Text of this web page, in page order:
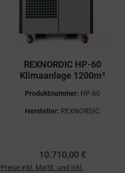
REXNORDIC HP-60
Klimaanlage 1200m³
Produktnummer: HP-60
Hersteller: REXNORDIC
10.710,00 €
Preise inkl. MwSt. und inkl.